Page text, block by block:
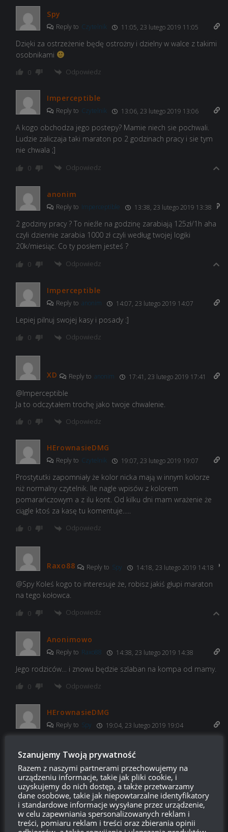
Spy
Reply to Czytelnik 11:05, 23 lutego 2019 11:05
Dzięki za ostrzeżenie będę ostrożny i dzielny w walce z takimi
osobnikami
0 Odpowiedz
Imperceptible
Reply to Czytelnik 13:06, 23 lutego 2019 13:06
A kogo obchodza jego postepy? Mamie niech sie pochwali.
Ludzie zaliczaja taki maraton po 2 godzinach pracy i sie tym
nie chwala ;]
0 Odpowiedz
anonim
Reply to Imperceptible 13:38, 23 lutego 2019 13:38
2 godziny pracy ? To nieźle na godzinę zarabiają 125zł/1h aha
czyli dziennie zarabia 1000 zł czyli według twojej logiki
20k/miesiąc. Co ty posłem jesteś ?
0 Odpowiedz
Imperceptible
Reply to anonim 14:07, 23 lutego 2019 14:07
Lepiej pilnuj swojej kasy i posady :]
0 Odpowiedz
XD Reply toanonim 17:41, 23 lutego 2019 17:41
@Imperceptible
Ja to odczytałem trochę jako twoje chwalenie.
0 Odpowiedz
HErownasieDMG
Reply to Czytelnik 19:07, 23 lutego 2019 19:07
Prostytutki zapomniały że kolor nicka mają w innym kolorze
niż normalny czytelnik. Ile nagle wpisów z kolorem
pomarańczowym a z ilu kont. Od kilku dni mam wrażenie że
ciągle ktoś za kasę tu komentuje…..
0 Odpowiedz
Raxo88 Reply to Spy 14:18, 23 lutego 2019 14:18
@Spy Koleś kogo to interesuje że, robisz jakiś głupi maraton
na tego kołowca.
0 Odpowiedz
Anonimowo
Reply to Raxo88 14:38, 23 lutego 2019 14:38
Jego rodziców… i znowu będzie szlaban na kompa od mamy.
0 Odpowiedz
HErownasieDMG
Reply to Spy 19:04, 23 lutego 2019 19:04
tygodniowo. To jak jest kłamczuszku. Już masz 6 etap? To jest
kolejna twoja wypowiedź w której zaprzeczasz swojej
wcześniejszej.
0 Odpowiedz
Spy
Szanujemy Twoją prywatność
Razem z naszymi partnerami przechowujemy na
urządzeniu informacje, takie jak pliki cookie, i
uzyskujemy do nich dostęp, a także przetwarzamy
dane osobowe, takie jak niepowtarzalne identyfikatory
i standardowe informacje wysyłane przez urządzenie,
w celu zapewniania spersonalizowanych reklam i
treści, pomiaru reklam i treści oraz zbierania opinii